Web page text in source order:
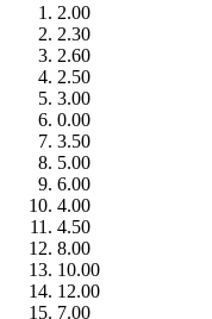
2.00
2.30
2.60
2.50
3.00
0.00
3.50
5.00
6.00
4.00
4.50
8.00
10.00
12.00
7.00